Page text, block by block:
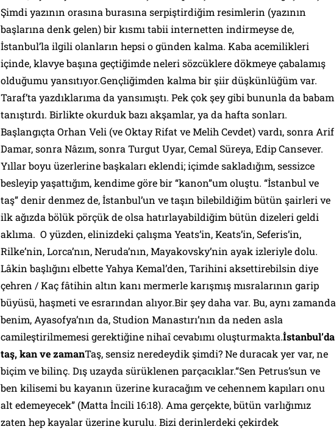
Şimdi yazının orasına burasına serpiştirdiğim resimlerin (yazının
başlarına denk gelen) bir kısmı tabii internetten indirmeyse de,
İstanbul’la ilgili olanların hepsi o günden kalma. Kaba acemilikleri
içinde, klavye başına geçtiğimde neleri sözcüklere dökmeye çabalamış
olduğumu yansıtıyor.Gençliğimden kalma bir şiir düşkünlüğüm var.
Taraf’ta yazdıklarıma da yansımıştı. Pek çok şey gibi bununla da babam
tanıştırdı. Birlikte okurduk bazı akşamlar, ya da hafta sonları.
Başlangıçta Orhan Veli (ve Oktay Rifat ve Melih Cevdet) vardı, sonra Arif
Damar, sonra Nâzım, sonra Turgut Uyar, Cemal Süreya, Edip Cansever.
Yıllar boyu üzerlerine başkaları eklendi; içimde sakladığım, sessizce
besleyip yaşattığım, kendime göre bir “kanon”um oluştu. “İstanbul ve
taş” denir denmez de, İstanbul’un ve taşın bilebildiğim bütün şairleri ve
ilk ağızda bölük pörçük de olsa hatırlayabildiğim bütün dizeleri geldi
aklıma. O yüzden, elinizdeki çalışma Yeats’in, Keats’in, Seferis’in,
Rilke’nin, Lorca’nın, Neruda’nın, Mayakovsky’nin ayak izleriyle dolu.
Lâkin başlığını elbette Yahya Kemal’den,Tarihini aksettirebilsin diye
çehren / Kaç fâtihin altın kanı mermerle karışmışmısralarının garip
büyüsü, haşmeti ve esrarından alıyor.Bir şey daha var. Bu, aynı zamanda
benim, Ayasofya’nın da, Studion Manastırı’nın da neden asla
camileştirilmemesi gerektiğine nihaî cevabımı oluşturmakta.İstanbul’da
taş, kan ve zamanTaş, sensiz neredeydik şimdi? Ne duracak yer var, ne
biçim ve bilinç. Dış uzayda sürüklenen parçacıklar.“Sen Petrus’sun ve
ben kilisemi bu kayanın üzerine kuracağım ve cehennem kapıları onu
alt edemeyecek” (Matta İncili 16:18). Ama gerçekte, bütün varlığımız
zaten hep kayalar üzerine kurulu. Bizi derinlerdeki çekirdek